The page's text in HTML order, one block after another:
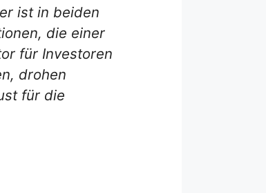
ist in beiden
die einer
für Investoren
drohen
für die